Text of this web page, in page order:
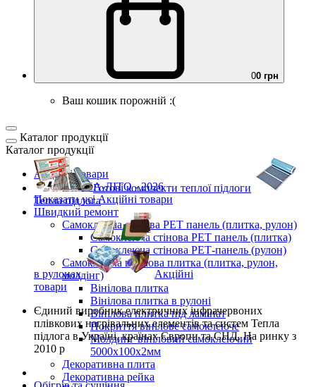
00 грн
Ваш кошик порожній :(
Каталог продукції
Каталог продукції
Акційні товари
ВЕСНА-ЛІТО - 2026
Показати усі Акційні товари
Швидкий ремонт
Самоклеюча стінова PET панель (плитка, рулон)
Самоклеюча стінова PET панель (плитка)
Самоклеюча стінова РЕТ-панель (рулон)
Самоклеюча вінілова плитка (плитка, рулон,
молдінг)
Вінілова плитка
Вінілова плитка в рулоні
Вінілова плитка під ламінат
Покриття вінілове самоклеюче
Молдинг вініловий самоклеючий
5000х100х2мм
Декоративна плита
Декоративна рейка
Готові комплекти теплої підлоги
Тепла підлога
в рулонах
Акційні
товари
Єдиний виробникелектричних інфрачервоних
плівкових нагрівальних елементів та систем Тепла
підлога в Україні, країнах Європи та СНД.На ринку з
2010 р